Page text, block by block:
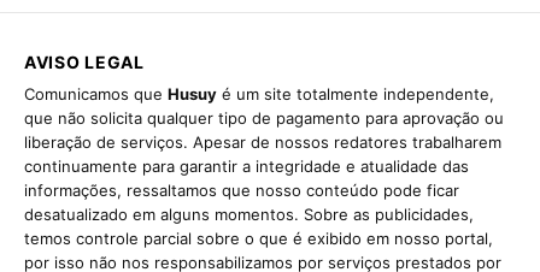
AVISO LEGAL
Comunicamos que Husuy é um site totalmente independente,
que não solicita qualquer tipo de pagamento para aprovação ou
liberação de serviços. Apesar de nossos redatores trabalharem
continuamente para garantir a integridade e atualidade das
informações, ressaltamos que nosso conteúdo pode ficar
desatualizado em alguns momentos. Sobre as publicidades,
temos controle parcial sobre o que é exibido em nosso portal,
por isso não nos responsabilizamos por serviços prestados por